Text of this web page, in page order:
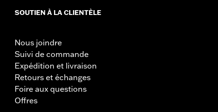
SOUTIEN À LA CLIENTÈLE
Nous joindre
Suivi de commande
Expédition et livraison
Retours et échanges
Foire aux questions
Offres